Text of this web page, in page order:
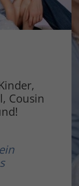
Cousin